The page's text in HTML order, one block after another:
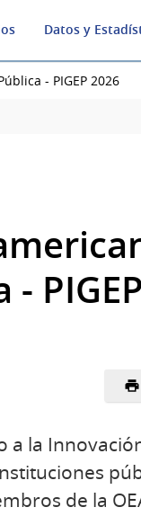
Datos y
- PIGEP 2026
la
de la